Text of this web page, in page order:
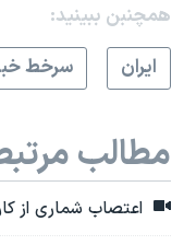
همچنبن ببینید:
ايران
سرخط
مطالب
اعتصاب شماری از